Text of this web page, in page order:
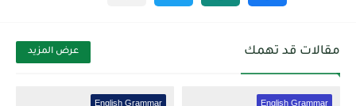
مقالات قد تهمك عرض المزيد
English Grammar
English Grammar